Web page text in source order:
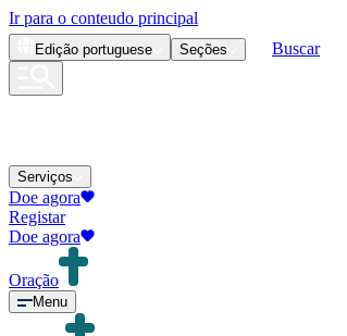
Ir para o conteudo principal
Edição portuguese Seções Buscar
Serviços
Doe agora
Registar
Doe agora
Oração
Menu